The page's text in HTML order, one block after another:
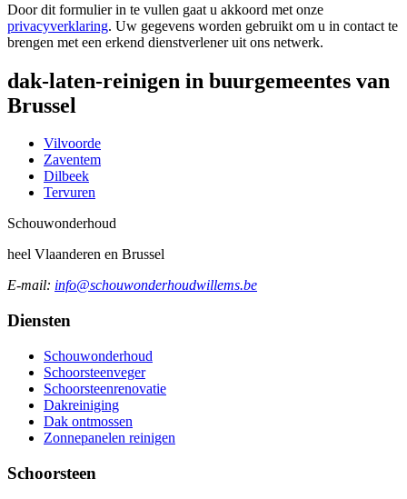
Door dit formulier in te vullen gaat u akkoord met onze
privacyverklaring. Uw gegevens worden gebruikt om u in contact te
brengen met een erkend dienstverlener uit ons netwerk.
dak-laten-reinigen in buurgemeentes van
Brussel
Vilvoorde
Zaventem
Dilbeek
Tervuren
Schouwonderhoud
heel Vlaanderen en Brussel
E-mail: info@schouwonderhoudwillems.be
Diensten
Schouwonderhoud
Schoorsteenveger
Schoorsteenrenovatie
Dakreiniging
Dak ontmossen
Zonnepanelen reinigen
Schoorsteen